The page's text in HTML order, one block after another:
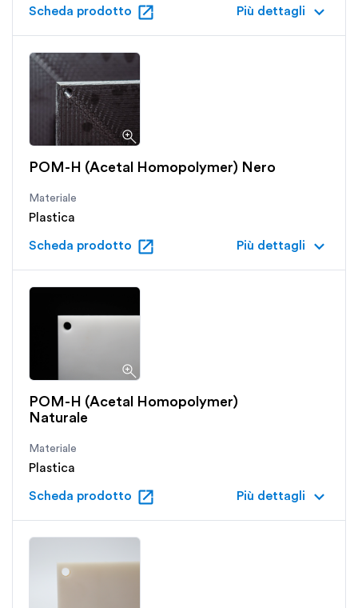
Scheda prodotto open_in_new Più dettagli keyboard_arrow_down
POM-H (Acetal Homopolymer) Nero
Materiale
Plastica
Scheda prodotto open_in_new Più dettagli keyboard_arrow_down
POM-H (Acetal Homopolymer)
Naturale
Materiale
Plastica
Scheda prodotto open_in_new Più dettagli keyboard_arrow_down